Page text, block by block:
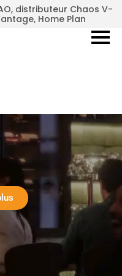
distributeur Chaos V-
Home Plan